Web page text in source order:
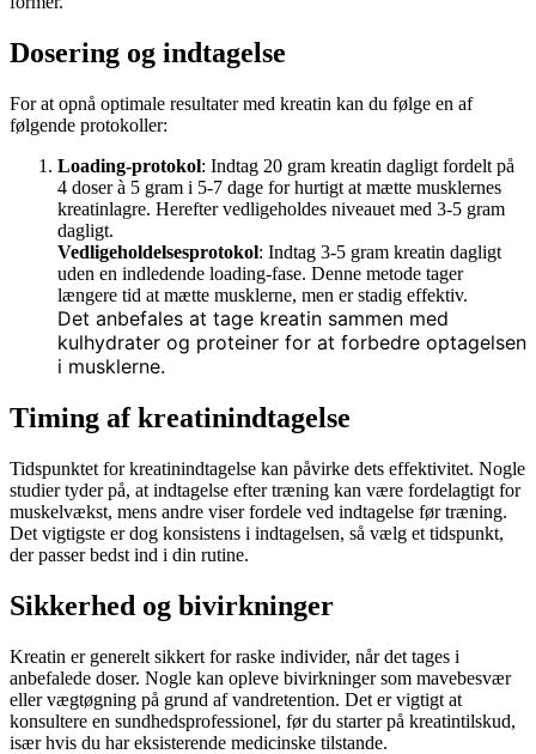
Dosering og indtagelse
For at opnå optimale resultater med kreatin kan du følge en af
følgende protokoller:
Loading-protokol: Indtag 20 gram kreatin dagligt fordelt på
4 doser à 5 gram i 5-7 dage for hurtigt at mætte musklernes
kreatinlagre. Herefter vedligeholdes niveauet med 3-5 gram
dagligt.
Vedligeholdelsesprotokol: Indtag 3-5 gram kreatin dagligt
uden en indledende loading-fase. Denne metode tager
længere tid at mætte musklerne, men er stadig effektiv.
Det anbefales at tage kreatin sammen med
kulhydrater og proteiner for at forbedre optagelsen
i musklerne.
Timing af kreatinindtagelse
Tidspunktet for kreatinindtagelse kan påvirke dets effektivitet. Nogle
studier tyder på, at indtagelse efter træning kan være fordelagtigt for
muskelvækst, mens andre viser fordele ved indtagelse før træning.
Det vigtigste er dog konsistens i indtagelsen, så vælg et tidspunkt,
der passer bedst ind i din rutine.
Sikkerhed og bivirkninger
Kreatin er generelt sikkert for raske individer, når det tages i
anbefalede doser. Nogle kan opleve bivirkninger som mavebesvær
eller vægtøgning på grund af vandretention. Det er vigtigt at
konsultere en sundhedsprofessionel, før du starter på kreatintilskud,
især hvis du har eksisterende medicinske tilstande.